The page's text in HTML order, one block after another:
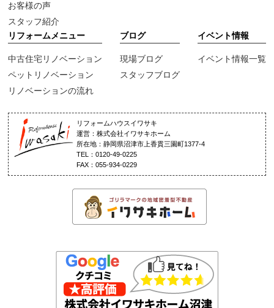
お客様の声
スタッフ紹介
リフォームメニュー
中古住宅リノベーション
ペットリノベーション
リノベーションの流れ
ブログ
現場ブログ
スタッフブログ
イベント情報
イベント情報一覧
リフォームハウスイワサキ
運営：株式会社イワサキホーム
所在地：静岡県沼津市上香貫三園町1377-4
TEL：0120-49-0225
FAX：055-934-0229